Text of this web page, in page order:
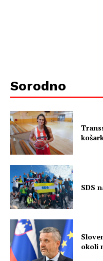
Sorodno
SDS
okoli